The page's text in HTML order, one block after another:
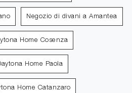
Negozio di divani a Amantea
Home Cosenza
Home Paola
Home Catanzaro